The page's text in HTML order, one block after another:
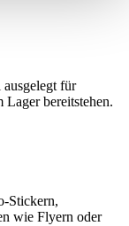
für
bereitstehen.
Stickern,
wie Flyern oder